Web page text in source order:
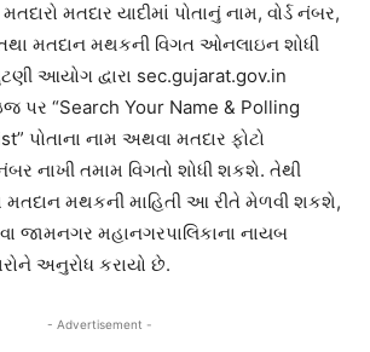
મતદાર યાદીમાં પોતાનું નામ, વોર્ડ નંબર,
મતદાન મથકની વિગત ઓનલાઇન શોધી
આયોગ દ્વારા sec.gujarat.gov.in
પર “Search Your Name & Polling
પોતાના નામ અથવા મતદાર ફોટો
નાખી તમામ વિગતો શોધી શકશે. તેથી
મતદાન મથકની માહિતી આ રીતે મેળવી શકશે,
જામનગર મહાનગરપાલિકાના નાયબ
અનુરોધ કરાયો છે.
- Advertisement -